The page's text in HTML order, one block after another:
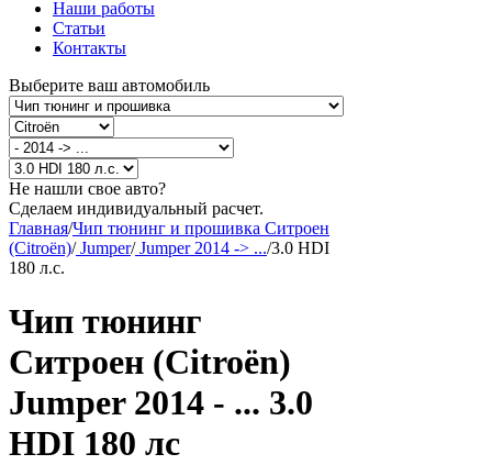
Наши работы
Статьи
Контакты
Выберите ваш автомобиль
Не нашли свое авто?
Сделаем индивидуальный расчет.
Главная/Чип тюнинг и прошивка Ситроен
(Citroën)/Jumper/Jumper 2014 -> .../3.0 HDI
180 л.с.
Чип тюнинг
Ситроен (Citroën)
Jumper 2014 - ... 3.0
HDI 180 лс